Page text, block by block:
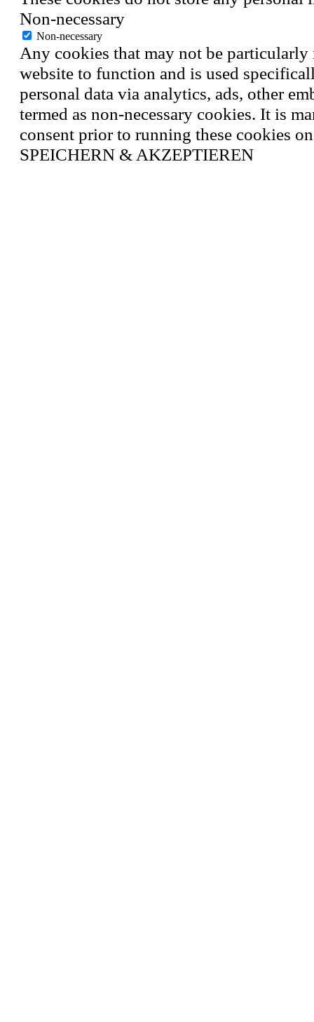
Non-necessary
Non-necessary
Any cookies that may not be particularly
website to function and is used
personal data via analytics, ads, other
termed as non-necessary cookies. It is
consent prior to running these cookies
SPEICHERN & AKZEPTIEREN